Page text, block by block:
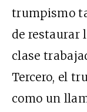
trumpismo
de restaurar
clase
Tercero, el
como un